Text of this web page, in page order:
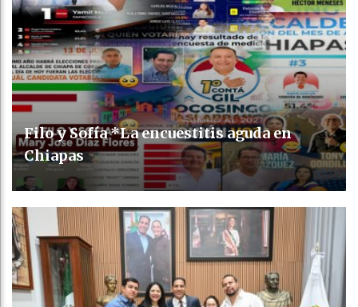
Filo y Sofía *La encuestitis aguda en
Chiapas